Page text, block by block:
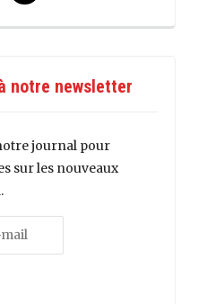
notre newsletter
journal pour
sur les nouveaux